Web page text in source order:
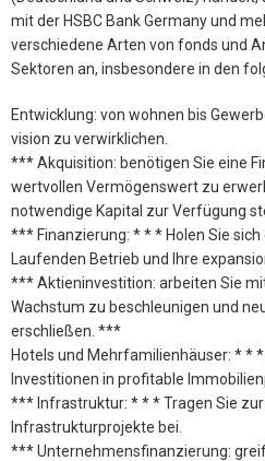
mit der HSBC Bank Germany und
verschiedene Arten von fonds und
Sektoren an, insbesondere in den
Entwicklung: von wohnen bis
vision zu verwirklichen.
*** Akquisition: benötigen Sie eine
wertvollen Vermögenswert zu
notwendige Kapital zur Verfügung
*** Finanzierung: * * * Holen Sie
Laufenden Betrieb und Ihre
*** Aktieninvestition: arbeiten Sie
Wachstum zu beschleunigen und
erschließen. ***
Hotels und Mehrfamilienhäuser: * *
Investitionen in profitable
*** Infrastruktur: * * * Tragen Sie
Infrastrukturprojekte bei.
*** Unternehmensfinanzierung: